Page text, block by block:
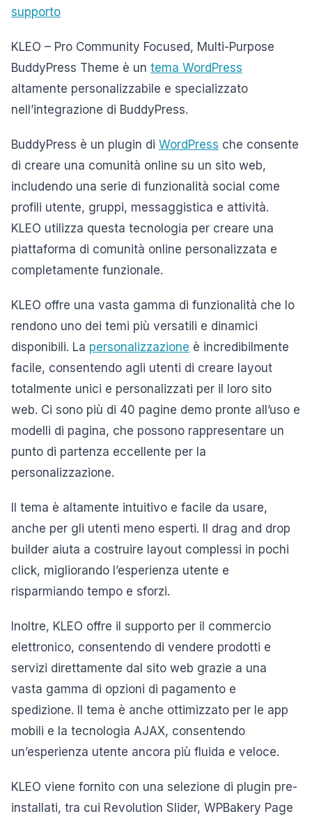
supporto
KLEO – Pro Community Focused, Multi-Purpose
BuddyPress Theme è un tema WordPress
altamente personalizzabile e specializzato
nell’integrazione di BuddyPress.
BuddyPress è un plugin di WordPress che consente
di creare una comunità online su un sito web,
includendo una serie di funzionalità social come
profili utente, gruppi, messaggistica e attività.
KLEO utilizza questa tecnologia per creare una
piattaforma di comunità online personalizzata e
completamente funzionale.
KLEO offre una vasta gamma di funzionalità che lo
rendono uno dei temi più versatili e dinamici
disponibili. La personalizzazione è incredibilmente
facile, consentendo agli utenti di creare layout
totalmente unici e personalizzati per il loro sito
web. Ci sono più di 40 pagine demo pronte all’uso e
modelli di pagina, che possono rappresentare un
punto di partenza eccellente per la
personalizzazione.
Il tema è altamente intuitivo e facile da usare,
anche per gli utenti meno esperti. Il drag and drop
builder aiuta a costruire layout complessi in pochi
click, migliorando l’esperienza utente e
risparmiando tempo e sforzi.
Inoltre, KLEO offre il supporto per il commercio
elettronico, consentendo di vendere prodotti e
servizi direttamente dal sito web grazie a una
vasta gamma di opzioni di pagamento e
spedizione. Il tema è anche ottimizzato per le app
mobili e la tecnologia AJAX, consentendo
un’esperienza utente ancora più fluida e veloce.
KLEO viene fornito con una selezione di plugin pre-
installati, tra cui Revolution Slider, WPBakery Page